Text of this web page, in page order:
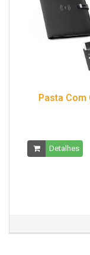
Pasta Com
Detalhes